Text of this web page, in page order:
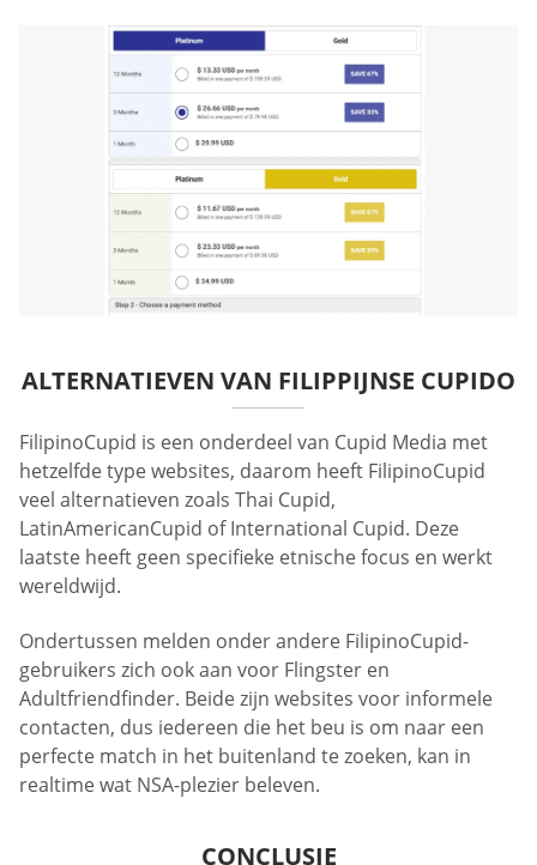
ALTERNATIEVEN VAN FILIPPIJNSE CUPIDO
FilipinoCupid is een onderdeel van Cupid Media met
hetzelfde type websites, daarom heeft FilipinoCupid
veel alternatieven zoals Thai Cupid,
LatinAmericanCupid of International Cupid. Deze
laatste heeft geen specifieke etnische focus en werkt
wereldwijd.
Ondertussen melden onder andere FilipinoCupid-
gebruikers zich ook aan voor Flingster en
Adultfriendfinder. Beide zijn websites voor informele
contacten, dus iedereen die het beu is om naar een
perfecte match in het buitenland te zoeken, kan in
realtime wat NSA-plezier beleven.
CONCLUSIE